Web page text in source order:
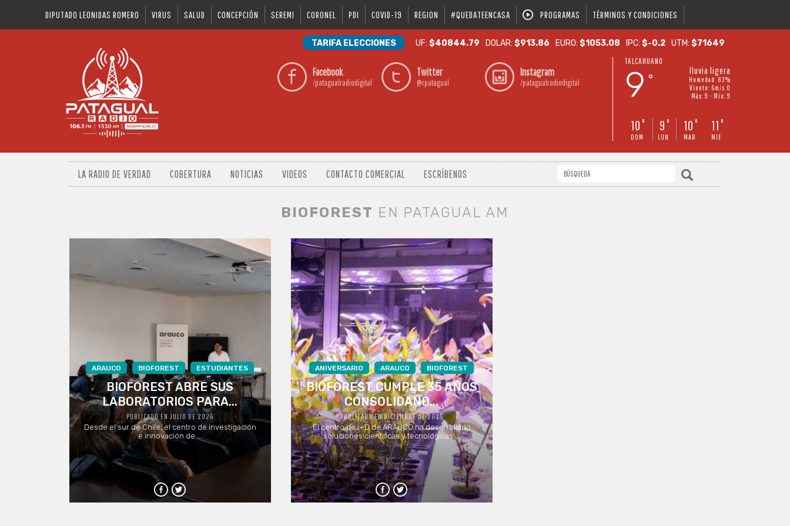
DIPUTADO LEONIDAS ROMERO VIRUS SALUD CONCEPCIÓN SEREMI CORONEL PDI COVID-19 REGION #QUEDATEENCASA PROGRAMAS TÉRMINOS Y CONDICIONES
TARIFA ELECCIONES UF:$40844.79 DOLAR:$913.86 EURO:$1053.08 IPC:$-0.2 UTM:$71649
Facebook
/patagualradiodigital
Twitter
@rpatagual
Instagram
/patagualradiodigital
TALCAHUANO
9 °
lluvia ligera
Humedad: 83%
Viento: 6m/s O
Máx: 9 • Mín: 9
10 °
DOM
9 °
LUN
10 °
MAR
11 °
MIE
LA RADIO DE VERDAD COBERTURA NOTICIAS VIDEOS CONTACTO COMERCIAL ESCRÍBENOS
BIOFOREST EN PATAGUAL AM
ARAUCO BIOFOREST ESTUDIANTES
BIOFOREST ABRE SUS
LABORATORIOS PARA...
PUBLICADO EN JULIO DE 2026
Desde el sur de Chile, el centro de investigación
e innovación de ...
ANIVERSARIO ARAUCO BIOFOREST
BIOFOREST CUMPLE 35 AÑOS
CONSOLIDAND...
PUBLICADO EN DICIEMBRE DE 2025
El centro de i+D de ARAUCO ha desarrollado
soluciones científicas y tecnológicas ...